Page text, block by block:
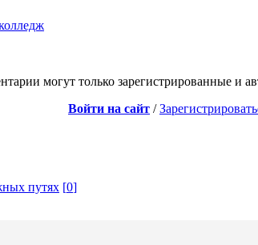
могут только зарегистрированные и
Войти на сайт /
путях [0]